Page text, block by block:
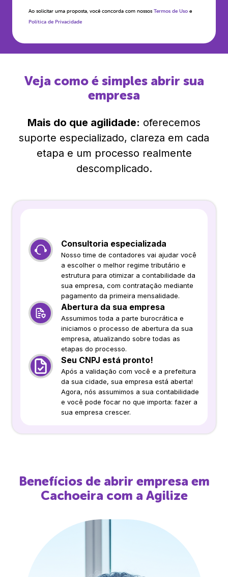
Ao solicitar uma proposta, você concorda com nossos Termos de Uso e
Política de Privacidade
Veja como é simples abrir sua
empresa
Mais do que agilidade: oferecemos
suporte especializado, clareza em cada
etapa e um processo realmente
descomplicado.
Consultoria especializada
Nosso time de contadores vai ajudar você
a escolher o melhor regime tributário e
estrutura para otimizar a contabilidade da
sua empresa, com contratação mediante
pagamento da primeira mensalidade.
Abertura da sua empresa
Assumimos toda a parte burocrática e
iniciamos o processo de abertura da sua
empresa, atualizando sobre todas as
etapas do processo.
Seu CNPJ está pronto!
Após a validação com você e a prefeitura
da sua cidade, sua empresa está aberta!
Agora, nós assumimos a sua contabilidade
e você pode focar no que importa: fazer a
sua empresa crescer.
Benefícios de abrir empresa em
Cachoeira com a Agilize